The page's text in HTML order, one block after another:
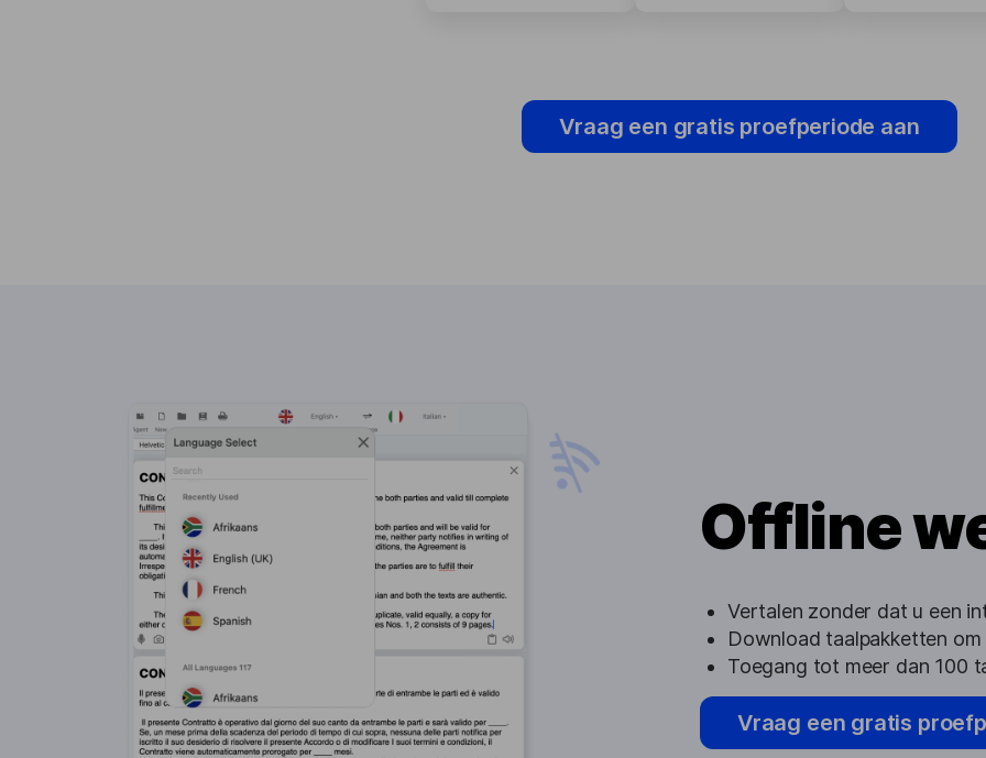
Vraag een gratis proefperiode aan
Offline
Vertalen zonder dat u een
Download taalpakketten
Toegang tot meer dan 100
Vraag een gratis